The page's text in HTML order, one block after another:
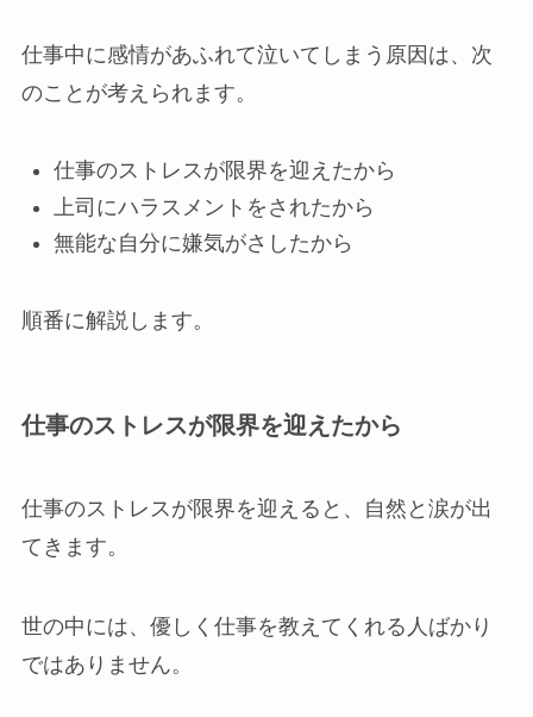
仕事中に感情があふれて泣いてしまう原因は、次
のことが考えられます。
仕事のストレスが限界を迎えたから
上司にハラスメントをされたから
無能な自分に嫌気がさしたから
順番に解説します。
仕事のストレスが限界を迎えたから
仕事のストレスが限界を迎えると、自然と涙が出
てきます。
世の中には、優しく仕事を教えてくれる人ばかり
ではありません。